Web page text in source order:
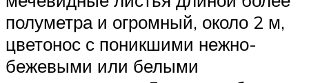
полуметра и огромный, около 2 м,
цветонос с поникшими нежно-
бежевыми или белыми